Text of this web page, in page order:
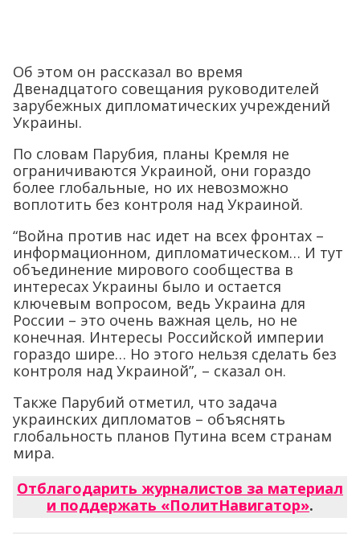
Об этом он рассказал во время
Двенадцатого совещания руководителей
зарубежных дипломатических учреждений
Украины.
По словам Парубия, планы Кремля не
ограничиваются Украиной, они гораздо
более глобальные, но их невозможно
воплотить без контроля над Украиной.
“Война против нас идет на всех фронтах –
информационном, дипломатическом… И тут
объединение мирового сообщества в
интересах Украины было и остается
ключевым вопросом, ведь Украина для
России – это очень важная цель, но не
конечная. Интересы Российской империи
гораздо шире… Но этого нельзя сделать без
контроля над Украиной”, – сказал он.
Также Парубий отметил, что задача
украинских дипломатов – объяснять
глобальность планов Путина всем странам
мира.
Отблагодарить журналистов за материал
и поддержать «ПолитНавигатор».